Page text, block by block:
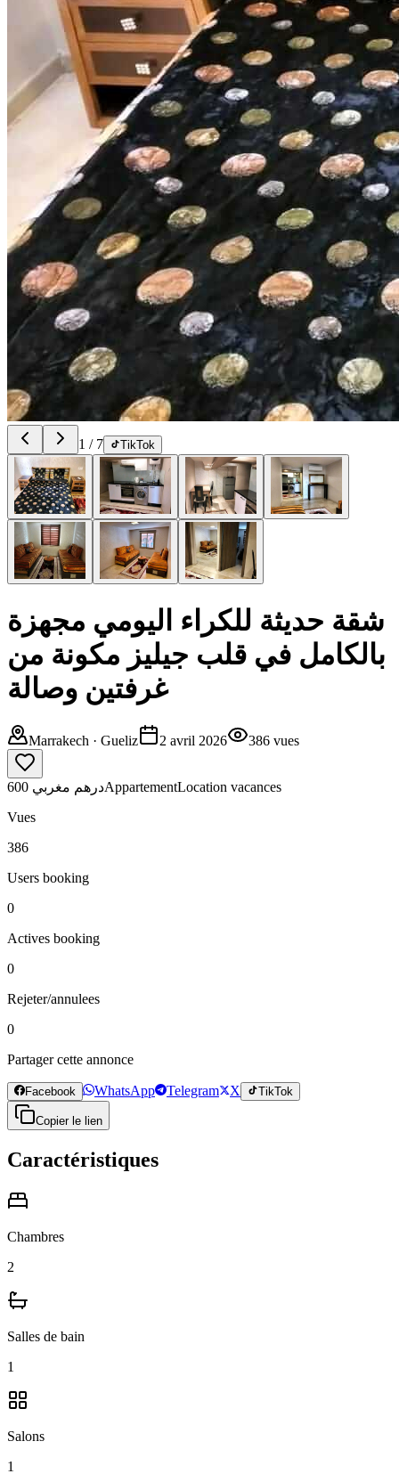
1 / 7 TikTok
شقة حديثة للكراء اليومي مجهزة
بالكامل في قلب جيليز مكونة من
غرفتين وصالة
Marrakech · Gueliz 2 avril 2026 386 vues
600 درهم مغربيAppartementLocation vacances
Vues
386
Users booking
0
Actives booking
0
Rejeter/annulees
0
Partager cette annonce
Facebook WhatsApp Telegram X TikTok
Copier le lien
Caractéristiques
Chambres
2
Salles de bain
1
Salons
1